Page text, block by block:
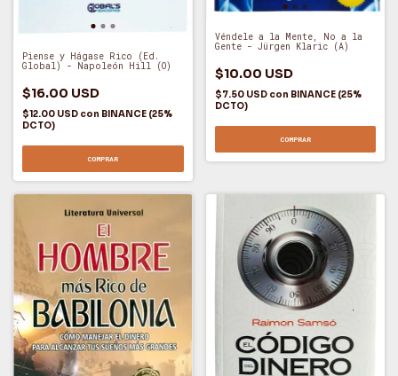
Piense y Hágase Rico (Ed.
Global) - Napoleón Hill (O)
$16.00 USD
$12.00 USD con BINANCE (25%
DCTO)
COMPRAR
Véndele a la Mente, No a la
Gente - Jürgen Klaric (A)
$10.00 USD
$7.50 USD con BINANCE (25%
DCTO)
COMPRAR